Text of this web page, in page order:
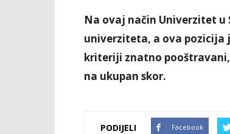
Na ovaj način Univerzitet
univerziteta, a ova pozicija
kriteriji znatno
na ukupan skor.
PODIJELI Facebook